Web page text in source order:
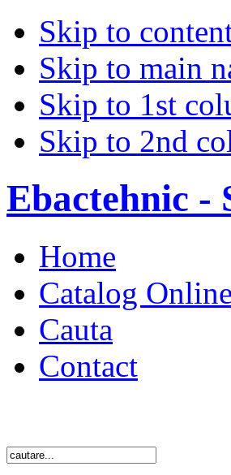
Skip to
Skip to main
Skip to 1st
Skip to 2nd
Ebactehnic -
Home
Catalog Online
Cauta
Contact